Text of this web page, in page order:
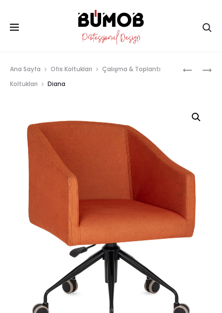
DELTA
DIANA
Ana Sayfa Ofis Koltukları
Çalışma & Toplantı
Koltukları
Diana